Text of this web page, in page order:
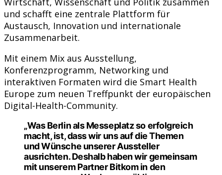
und schafft eine zentrale Plattform für
Austausch, Innovation und internationale
Zusammenarbeit.
Mit einem Mix aus Ausstellung,
Konferenzprogramm, Networking und
interaktiven Formaten wird die Smart Health
Europe zum neuen Treffpunkt der europäischen
Digital-Health-Community.
„Was Berlin als Messeplatz so erfolgreich
macht, ist, dass wir uns auf die Themen
und Wünsche unserer Aussteller
ausrichten. Deshalb haben wir gemeinsam
mit unserem Partner Bitkom in den